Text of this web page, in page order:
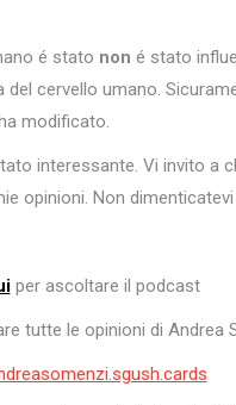
é stato non é stato
cervello umano.
modificato.
interessante. Vi invito a
opinioni. Non dimenticatevi
per ascoltare il podcast
tutte le opinioni di Andrea